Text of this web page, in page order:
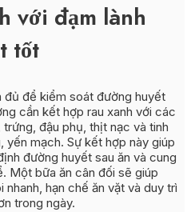
với đạm lành
tốt
đủ để kiểm soát đường huyết
cần kết hợp rau xanh với các
đậu phụ, thịt nạc và tinh
yến mạch. Sự kết hợp này giúp
đường huyết sau ăn và cung
Một bữa ăn cân đối sẽ giúp
hạn chế ăn vặt và duy trì
trong ngày.